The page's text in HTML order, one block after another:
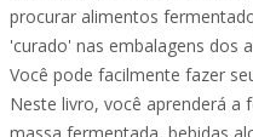
procurar alimentos
'curado' nas embalagens dos
Você pode facilmente fazer
Neste livro, você aprenderá a